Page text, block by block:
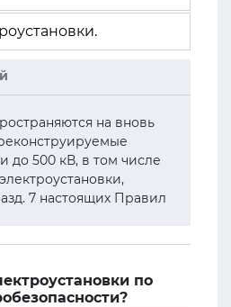
на вновь
до 500 кВ, в том числе
7 настоящих Правил
по